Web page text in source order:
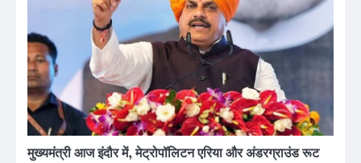
मुख्यमंत्री आज इंदौर में, मेट्रोपॉलिटन एरिया और अंडरग्राउंड रूट